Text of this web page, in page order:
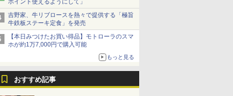
ポイント使えるようにして」
吉野家、牛リブロースを熱々で提供する「極旨
牛鉄板ステーキ定食」を発売
【本日みつけたお買い得品】モトローラのスマ
ホが約1万7,000円で購入可能
もっと見る
おすすめ記事